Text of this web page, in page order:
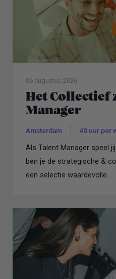
06 augustus 2026
Het Collectief
Manager
Amsterdam 40 uur per
Als Talent Manager speel
ben je de strategische &
een selectie waardevolle...